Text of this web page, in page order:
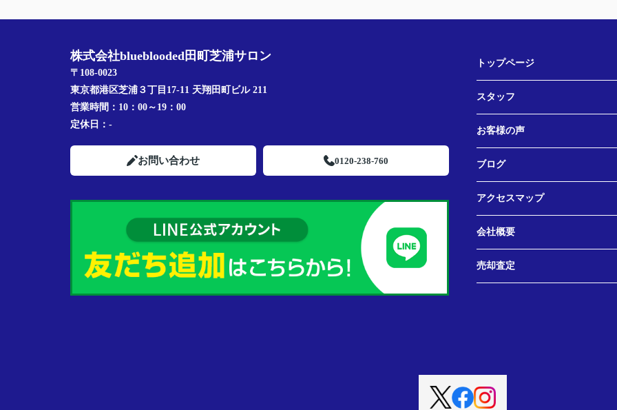
株式会社blueblooded田町芝浦サロン
〒108-0023
東京都港区芝浦３丁目17-11 天翔田町ビル 211
営業時間： 10：00～19：00
定休日： -
お問い合わせ 0120-238-760
トップページ
スタッフ
お客様の声
ブログ
アクセスマップ
会社概要
売却査定